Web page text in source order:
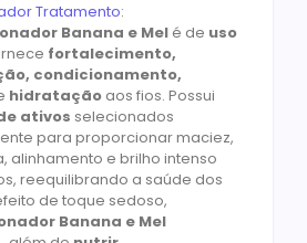
Tratamento:
Banana e Mel é de uso
fortalecimento,
condicionamento,
hidratação aos fios. Possui
ativos selecionados
para proporcionar maciez,
alinhamento e brilho intenso
reequilibrando a saúde dos
de toque sedoso,
Banana e Mel